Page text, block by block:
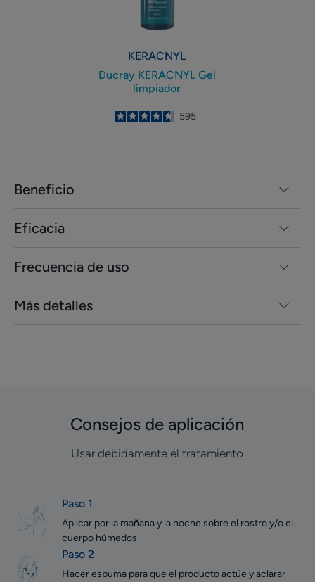
KERACNYL
Ducray KERACNYL Gel
limpiador
4.7
/
5
595
Beneficio
Eficacia
Frecuencia de uso
Más detalles
Consejos de aplicación
Usar debidamente el tratamiento
Paso 1
Aplicar por la mañana y la noche sobre el rostro y/o el
cuerpo húmedos
Paso 2
Hacer espuma para que el producto actúe y aclarar